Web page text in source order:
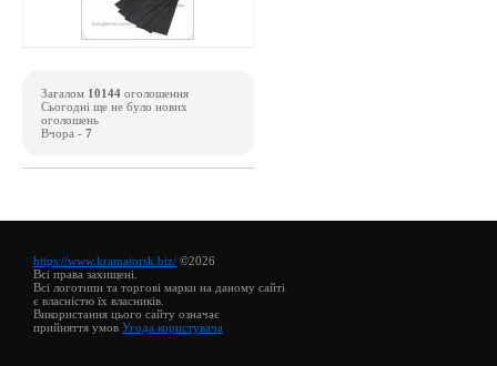
Загалом 10144 оголошення
Сьогодні ще не було нових
оголошень
Вчора - 7
https://www.kramatorsk.biz/ ©2026
Всі права захищені.
Всі логотипи та торгові марки на даному сайті
є власністю їх власників.
Використання цього сайту означає
прийняття умов Угода користувача